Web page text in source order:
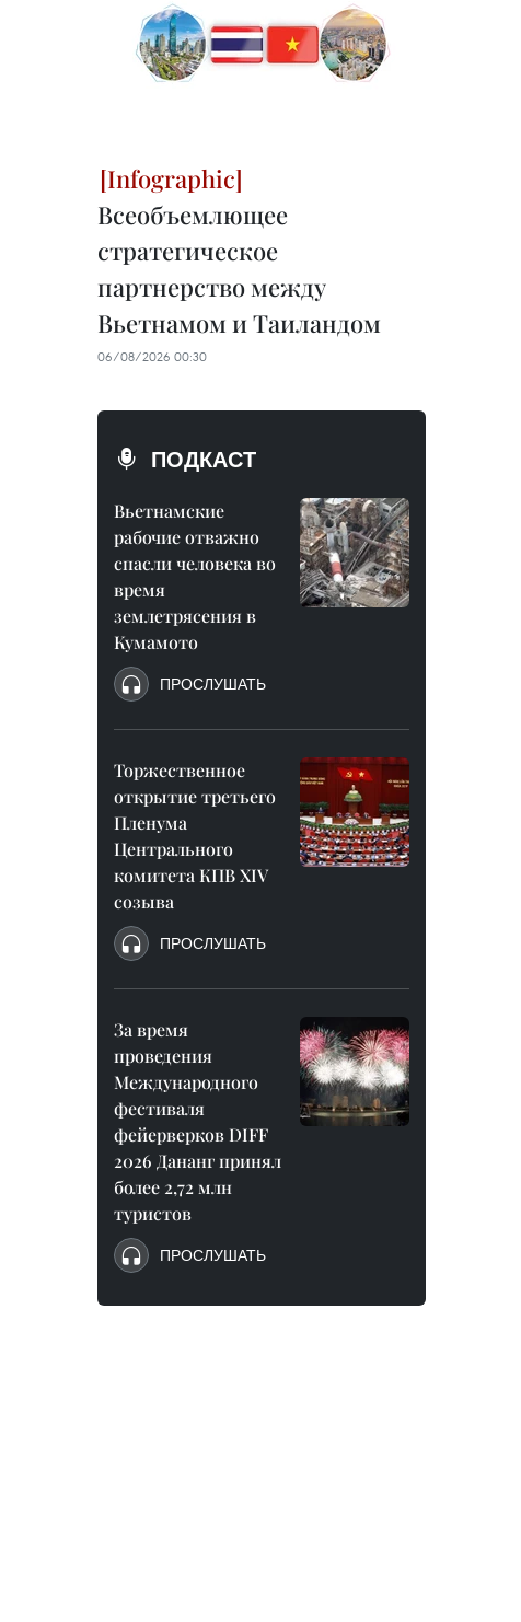
Всеобъемлющее
стратегическое
партнерство между
Вьетнамом и Таиландом
06/08/2026 00:30
ПОДКАСТ
Вьетнамские
рабочие отважно
спасли человека во
время
землетрясения в
Кумамото
ПРОСЛУШАТЬ
Торжественное
открытие третьего
Пленума
Центрального
комитета КПВ XIV
созыва
ПРОСЛУШАТЬ
За время
проведения
Международного
фестиваля
фейерверков DIFF
2026 Дананг принял
более 2,72 млн
туристов
ПРОСЛУШАТЬ